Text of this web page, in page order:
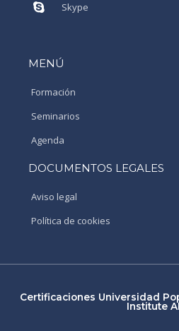
Skype
MENÚ
Formación
Seminarios
Agenda
DOCUMENTOS LEGALES
Aviso legal
Política de cookies
Certificaciones Universidad
Institute